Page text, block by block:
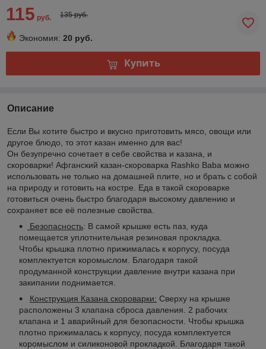
115 руб. 135 руб.
Экономия: 20 руб.
Купить
Описание
Если Вы хотите быстро и вкусно приготовить мясо, овощи или
другое блюдо, то этот казан именно для вас!
Он безупречно сочетает в себе свойства и казана, и
скороварки! Афганский казан-скороварка Rashko Baba можно
использовать не только на домашней плите, но и брать с собой
на природу и готовить на костре. Еда в такой скороварке
готовиться очень быстро благодаря высокому давлению и
сохраняет все её полезные свойства.
Безопасность: В самой крышке есть паз, куда
помещается уплотнительная резиновая прокладка.
Чтобы крышка плотно прижималась к корпусу, посуда
комплектуется коромыслом. Благодаря такой
продуманной конструкции давление внутри казана при
закипании поднимается.
Конструкция Казана скороварки: Сверху на крышке
расположены 3 клапана сброса давления. 2 рабочих
клапана и 1 аварийный для безопасности. Чтобы крышка
плотно прижималась к корпусу, посуда комплектуется
коромыслом и силиконовой прокладкой. Благодаря такой